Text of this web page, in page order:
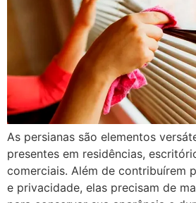
As persianas são elementos
presentes em residências,
comerciais. Além de contribuírem
e privacidade, elas precisam de